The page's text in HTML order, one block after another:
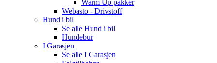
Warm Up pakker
Webasto - Drivstoff
Hund i bil
Se alle Hund i bil
Hundebur
I Garasjen
Se alle I Garasjen